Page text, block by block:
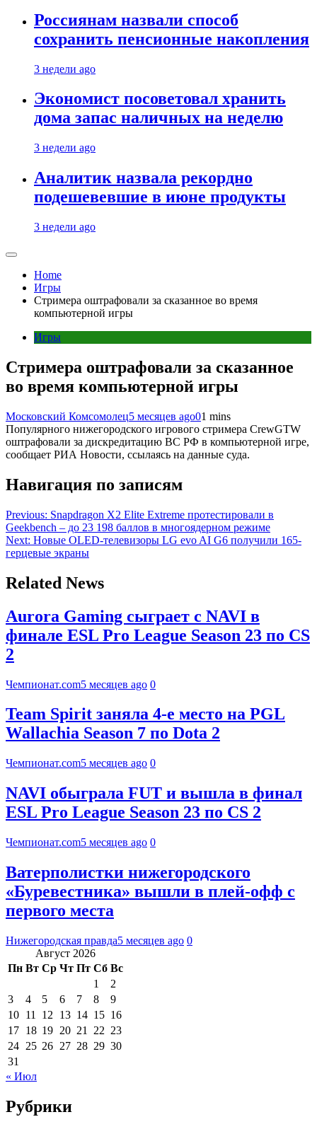
Россиянам назвали способ
сохранить пенсионные накопления
3 недели ago
Экономист посоветовал хранить
дома запас наличных на неделю
3 недели ago
Аналитик назвала рекордно
подешевевшие в июне продукты
3 недели ago
Home
Игры
Стримера оштрафовали за сказанное во время
компьютерной игры
Игры
Стримера оштрафовали за сказанное
во время компьютерной игры
Московский Комсомолец5 месяцев ago01 mins
Популярного нижегородского игрового стримера CrewGTW
оштрафовали за дискредитацию ВС РФ в компьютерной игре,
сообщает РИА Новости, ссылаясь на данные суда.
Навигация по записям
Previous: Snapdragon X2 Elite Extreme протестировали в
Geekbench – до 23 198 баллов в многоядерном режиме
Next: Новые OLED-телевизоры LG evo AI G6 получили 165-
герцевые экраны
Related News
Aurora Gaming сыграет с NAVI в
финале ESL Pro League Season 23 по CS
2
Чемпионат.com5 месяцев ago 0
Team Spirit заняла 4-е место на PGL
Wallachia Season 7 по Dota 2
Чемпионат.com5 месяцев ago 0
NAVI обыграла FUT и вышла в финал
ESL Pro League Season 23 по CS 2
Чемпионат.com5 месяцев ago 0
Ватерполистки нижегородского
«Буревестника» вышли в плей-офф с
первого места
Нижегородская правда5 месяцев ago 0
Август 2026
Пн Вт Ср Чт Пт Сб Вс
1
2
3
4 5 6 7 8
9
10 11 12 13 14 15 16
17 18 19 20 21 22 23
24 25 26 27 28 29 30
31
« Июл
Рубрики